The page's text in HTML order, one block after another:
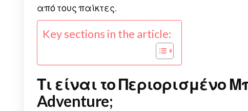
από τους παίκτες.
Key sections in the article:
Τι είναι το Περιορισμένο
Adventure;